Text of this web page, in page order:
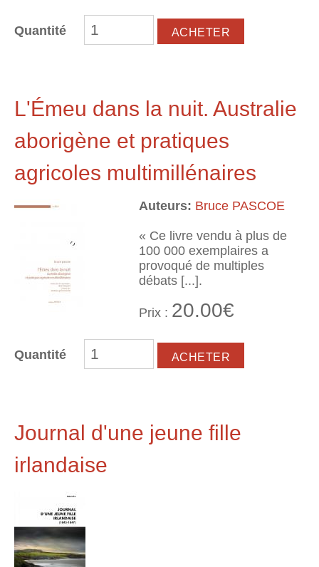
Quantité
L'Émeu dans la nuit. Australie
aborigène et pratiques
agricoles multimillénaires
Auteurs: Bruce PASCOE
« Ce livre vendu à plus de
100 000 exemplaires a
provoqué de multiples
débats [...].
Prix : 20.00€
Quantité
Journal d'une jeune fille
irlandaise